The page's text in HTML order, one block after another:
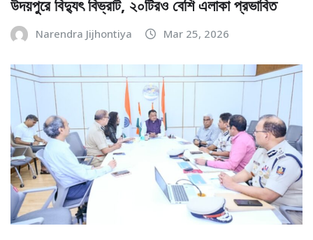
উদয়পুরে বিদ্যুৎ বিভ্রাট, ২০টিরও বেশি এলাকা প্রভাবিত
Narendra Jijhontiya Mar 25, 2026